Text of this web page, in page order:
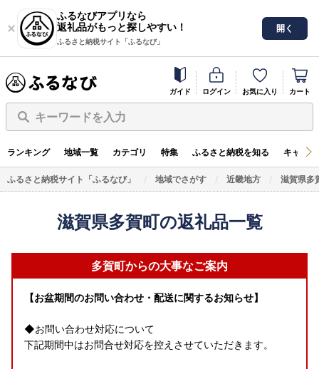
ふるなびアプリなら
返礼品がもっと探しやすい！
ふるさと納税サイト「ふるなび」
開く
ガイド ログイン お気に入り カート
キーワードを入力
ランキング 地域一覧 カテゴリ 特集 ふるさと納税を知る キャン
ふるさと納税サイト「ふるなび」 地域でさがす 近畿地方 滋賀県多
滋賀県多賀町の返礼品一覧
多賀町からの大事なご案内
【お盆期間のお問い合わせ・配送に関するお知らせ】
◆お問い合わせ対応について
下記期間中はお問合せ対応を控えさせていただきます。